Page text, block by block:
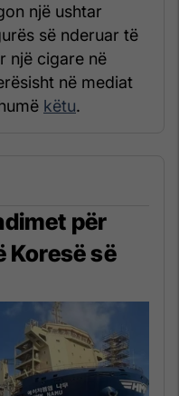
një ushtar
së nderuar të
një cigare në
në mediat
këtu.
për
Koresë së